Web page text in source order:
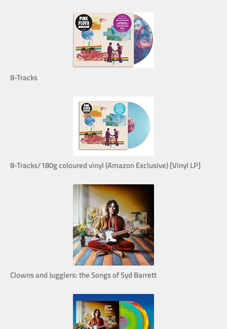
8-Tracks
8-Tracks/180g coloured vinyl (Amazon Exclusive) [Vinyl LP]
Clowns and Jugglers: the Songs of Syd Barrett